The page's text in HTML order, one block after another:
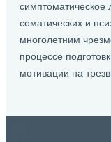
симптоматическое
соматических и
многолетним
процессе
мотивации на